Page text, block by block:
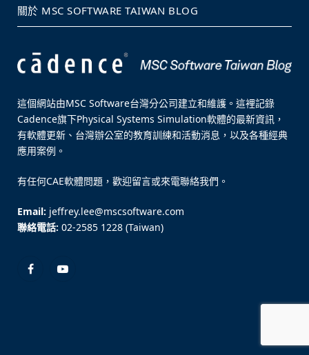
關於 MSC SOFTWARE TAIWAN BLOG
這個網站由MSC Software台灣分公司建立和維護。這裡記錄
Cadence旗下Physical Systems Simulation軟體的最新資訊，
有軟體更新、台灣辦公室的教育訓練和活動消息，以及各種經典
應用案例。
有任何CAE軟體問題，歡迎留言或來電聯絡我們。
Email: jeffrey.lee@mscsoftware.com
聯絡電話: 02-2585 1228 (Taiwan)
FacebookYouTube